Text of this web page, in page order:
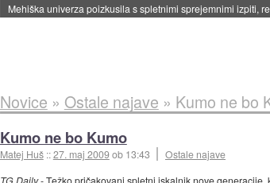
Evropska vesoljska agencija razvija svojo raketo za
Novice » Ostale najave » Kumo ne bo
Kumo ne bo Kumo
Matej Huš ::27. maj 2009ob 13:43
Ostale najave